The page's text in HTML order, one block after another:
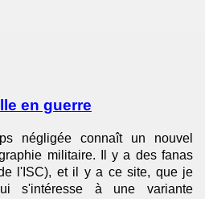
en guerre
négligée connaît un nouvel
militaire. Il y a des fanas
l'ISC), et il y a ce site, que je
s'intéresse à une variante